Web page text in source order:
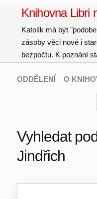
Knihovna Libri
Katolík má být
zásoby věci nové i
bezpočtu. K poznání
ODDĚLENÍ O
Vyhledat
Jindřich